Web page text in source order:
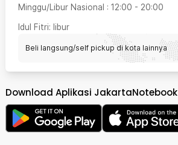
Minggu/Libur Nasional : 12:00 - 20:00
Idul Fitri: libur
Beli langsung/self pickup di kota lainnya
Download Aplikasi JakartaNotebook